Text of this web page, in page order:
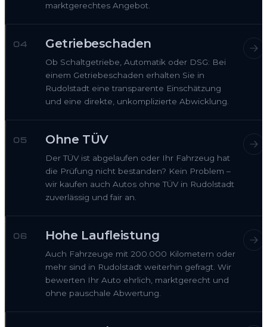
marktgerechtes Angebot.
04 Getriebeschaden
Ob Schaltgetriebe, Automatik oder DSG: Bei
einem Getriebeschaden erhalten Sie in
Rudolstadt eine transparente Einschätzung
und eine direkte, unkomplizierte Abwicklung.
05 Ohne TÜV
Der TÜV ist abgelaufen oder Ihr Fahrzeug hat
die Prüfung nicht bestanden? Kein Problem –
wir kaufen auch Autos ohne TÜV in Rudolstadt
zuverlässig und fair an.
06 Hohe Laufleistung
Auch Fahrzeuge mit 200.000 Kilometern oder
mehr sind in Rudolstadt weiterhin gefragt. Wir
bewerten Ihr Auto ehrlich, marktgerecht und
ohne pauschale Abwertung.